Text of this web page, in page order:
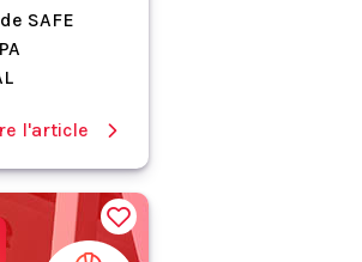
SAFE
l'article